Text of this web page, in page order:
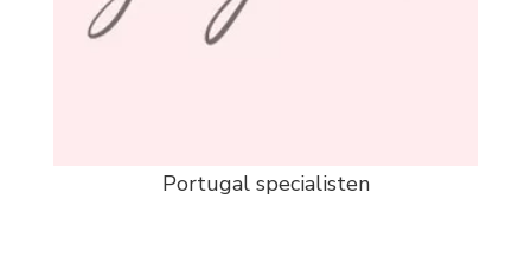
Portugal specialisten